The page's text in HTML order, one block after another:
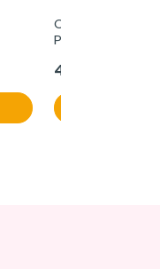
Complidermol
Plus, 180
41,95 €